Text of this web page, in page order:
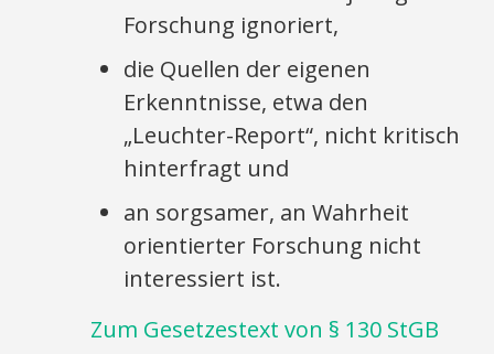
Forschung ignoriert,
die Quellen der eigenen
Erkenntnisse, etwa den
„Leuchter-Report“, nicht kritisch
hinterfragt und
an sorgsamer, an Wahrheit
orientierter Forschung nicht
interessiert ist.
Zum Gesetzestext von § 130 StGB